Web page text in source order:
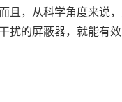
且，从科学角度来说
扰的屏蔽器，就能有